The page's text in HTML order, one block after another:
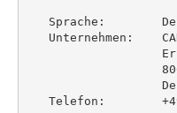
Sprache:
Unternehmen:
Telefon: